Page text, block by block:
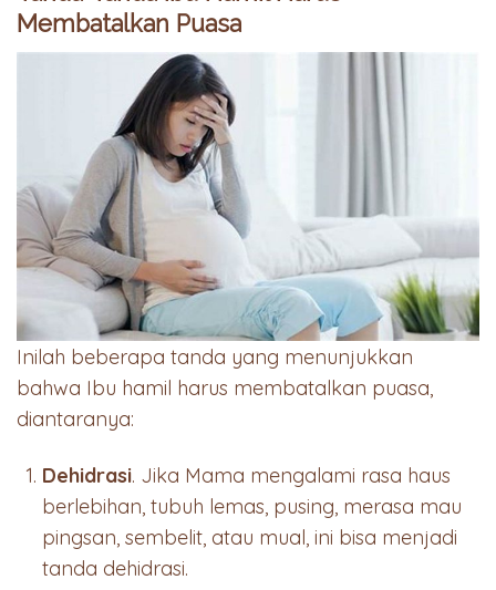
Membatalkan Puasa
Inilah beberapa tanda yang menunjukkan
bahwa Ibu hamil harus membatalkan puasa,
diantaranya:
Dehidrasi. Jika Mama mengalami rasa haus
berlebihan, tubuh lemas, pusing, merasa mau
pingsan, sembelit, atau mual, ini bisa menjadi
tanda dehidrasi.